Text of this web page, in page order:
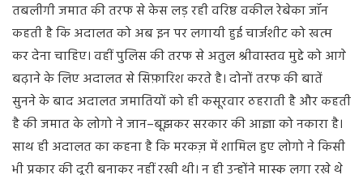
तबलीगीजमातकीतरफसेकेसलड़रहीवरिष्ठवकीलरेबेकाजॉन
कहतीहैकिअदालतकोअबइनपरलगायीहुईचार्जशीटकोखत्म
करदेनाचाहिए।वहींपुलिसकीतरफसेअतुलश्रीवास्तवमुद्देकोआगे
बढ़ानेकेलिएअदालतसेसिफ़ारिशकरतेहै।दोनोंतरफकीबातें
सुननेकेबादअदालतजमातियोंकोहीकसूरवारठहरातीहैऔरकहती
हैकीजमातकेलोगोनेजान–बूझकरसरकारकीआज्ञाकोनकाराहै।
साथहीअदालतकाकहनाहैकिमरकज़मेंशामिलहुएलोगोनेकिसी
भीप्रकारकीदूरीबनाकरनहींरखीथी।नहीउन्होंनेमास्कलगारखेथे